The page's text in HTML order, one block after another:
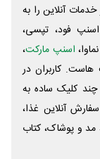
آنلاین را به
فود، تپسی،
اسنپ مارکت،
کاربران در
چند کلیک ساده به
آنلاین غذا،
مد و پوشاک، کتاب